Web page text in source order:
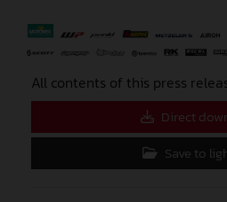
All contents of this press
Direct
Save to